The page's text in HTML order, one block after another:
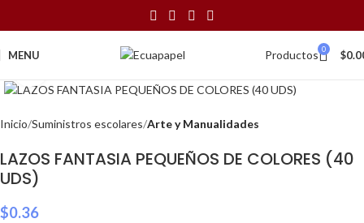
MENU Productos 0 $
Inicio Suministros escolares Arte y Manualidades
LAZOS FANTASIA PEQUEÑOS DE COLORES (40
UDS)
$0.36